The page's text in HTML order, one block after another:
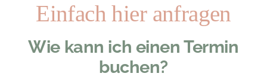
Einfach hier anfragen
Wie kann ich einen Termin
buchen?